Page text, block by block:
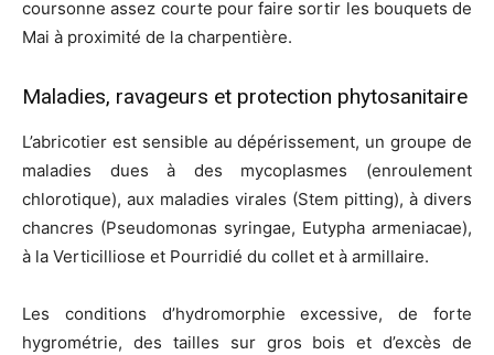
coursonne assez courte pour faire sortir les bouquets de
Mai à proximité de la charpentière.
Maladies, ravageurs et protection phytosanitaire
L’abricotier est sensible au dépérissement, un groupe de
maladies dues à des mycoplasmes (enroulement
chlorotique), aux maladies virales (Stem pitting), à divers
chancres (Pseudomonas syringae, Eutypha armeniacae),
à la Verticilliose et Pourridié du collet et à armillaire.
Les conditions d’hydromorphie excessive, de forte
hygrométrie, des tailles sur gros bois et d’excès de